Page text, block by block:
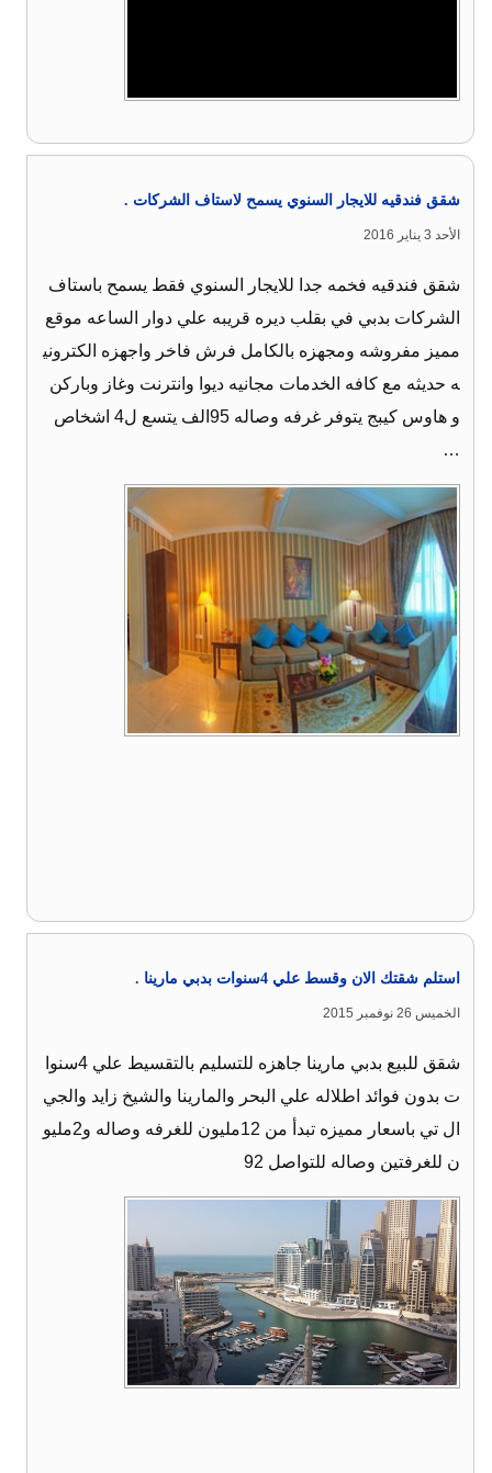
شقق فندقيه للايجار السنوي يسمح لاستاف الشركات .
الأحد 3 يناير 2016
شقق فندقيه فخمه جدا للايجار السنوي فقط يسمح باستاف
الشركات بدبي في بقلب ديره قريبه علي دوار الساعه موقع
مميز مفروشه ومجهزه بالكامل فرش فاخر واجهزه الكتروني
ه حديثه مع كافه الخدمات مجانيه ديوا وانترنت وغاز وباركن
و هاوس كيبج يتوفر غرفه وصاله 95الف يتسع ل4 اشخاص
…
استلم شقتك الان وقسط علي 4سنوات بدبي مارينا .
الخميس 26 نوفمبر 2015
شقق للبيع بدبي مارينا جاهزه للتسليم بالتقسيط علي 4سنوا
ت بدون فوائد اطلاله علي البحر والمارينا والشيخ زايد والجي
ال تي باسعار مميزه تبدأ من 12مليون للغرفه وصاله و2مليو
ن للغرفتين وصاله للتواصل 92